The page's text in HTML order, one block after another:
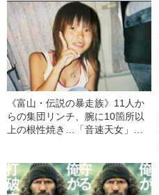
《富山・伝説の暴走族》11人か
らの集団リンチ、腕に10箇所以
上の根性焼き…「音速天女」初